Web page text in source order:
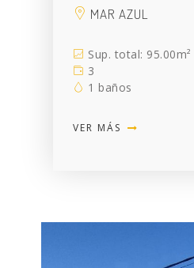
MAR AZUL
Sup. total: 95.00m²
3
1 baños
VER MÁS